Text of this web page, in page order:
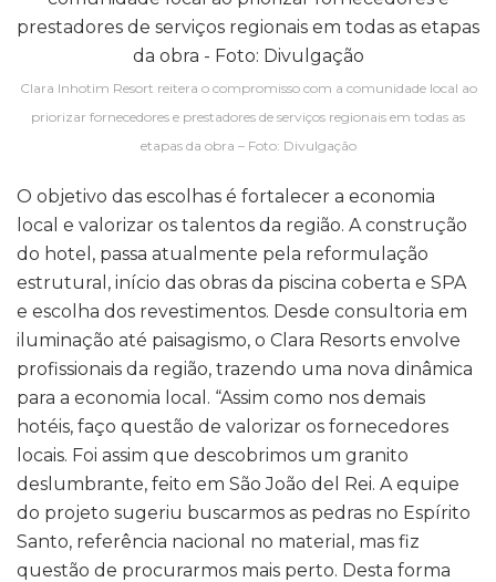
Clara Inhotim Resort reitera o compromisso com a comunidade local ao
priorizar fornecedores e prestadores de serviços regionais em todas as
etapas da obra – Foto: Divulgação
O objetivo das escolhas é fortalecer a economia
local e valorizar os talentos da região. A construção
do hotel, passa atualmente pela reformulação
estrutural, início das obras da piscina coberta e SPA
e escolha dos revestimentos. Desde consultoria em
iluminação até paisagismo, o Clara Resorts envolve
profissionais da região, trazendo uma nova dinâmica
para a economia local. “Assim como nos demais
hotéis, faço questão de valorizar os fornecedores
locais. Foi assim que descobrimos um granito
deslumbrante, feito em São João del Rei. A equipe
do projeto sugeriu buscarmos as pedras no Espírito
Santo, referência nacional no material, mas fiz
questão de procurarmos mais perto. Desta forma